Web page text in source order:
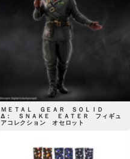
ＭＥＴＡＬ ＧＥＡＲ ＳＯＬＩＤ
Δ： ＳＮＡＫＥ ＥＡＴＥＲ フィギュ
アコレクション オセロット